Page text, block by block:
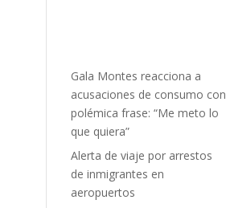
Gala Montes reacciona a
acusaciones de consumo con
polémica frase: “Me meto lo
que quiera”
Alerta de viaje por arrestos
de inmigrantes en
aeropuertos